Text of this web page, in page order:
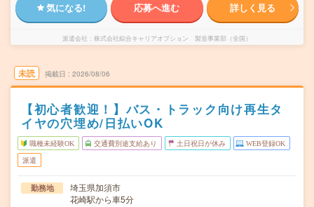
気になる! 応募へ進む 詳しく見る
派遣会社 株式会社綜合キャリアオプション 製造事業部（全国）
未読 掲載日 2026/08/06
【初心者歓迎！】バス・トラック向け再生タ
イヤの穴埋め/日払いOK
職種未経験OK 交通費別途支給あり 土日祝日が休み WEB登録OK
派遣
勤務地
埼玉県加須市
花崎駅から車5分